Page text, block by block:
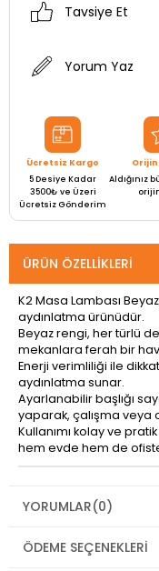
Tavsiye Et
Yorum Yaz
Ücretsiz Kargo
5 Desiye Kadar
3500₺ ve Üzeri
Ücretsiz Gönderim
Aldığınız
ÜRÜN ÖZELLIKLERI
K2 Masa Lambası
aydınlatma ürünüdür.
Beyaz rengi, her türlü
mekanlara ferah bir
Enerji verimliliği ile
aydınlatma sunar.
Ayarlanabilir başlığı
yaparak, çalışma veya
Kullanımı kolay ve
hem evde hem de
YORUMLAR(0)
ÖDEME SEÇENEKLERI